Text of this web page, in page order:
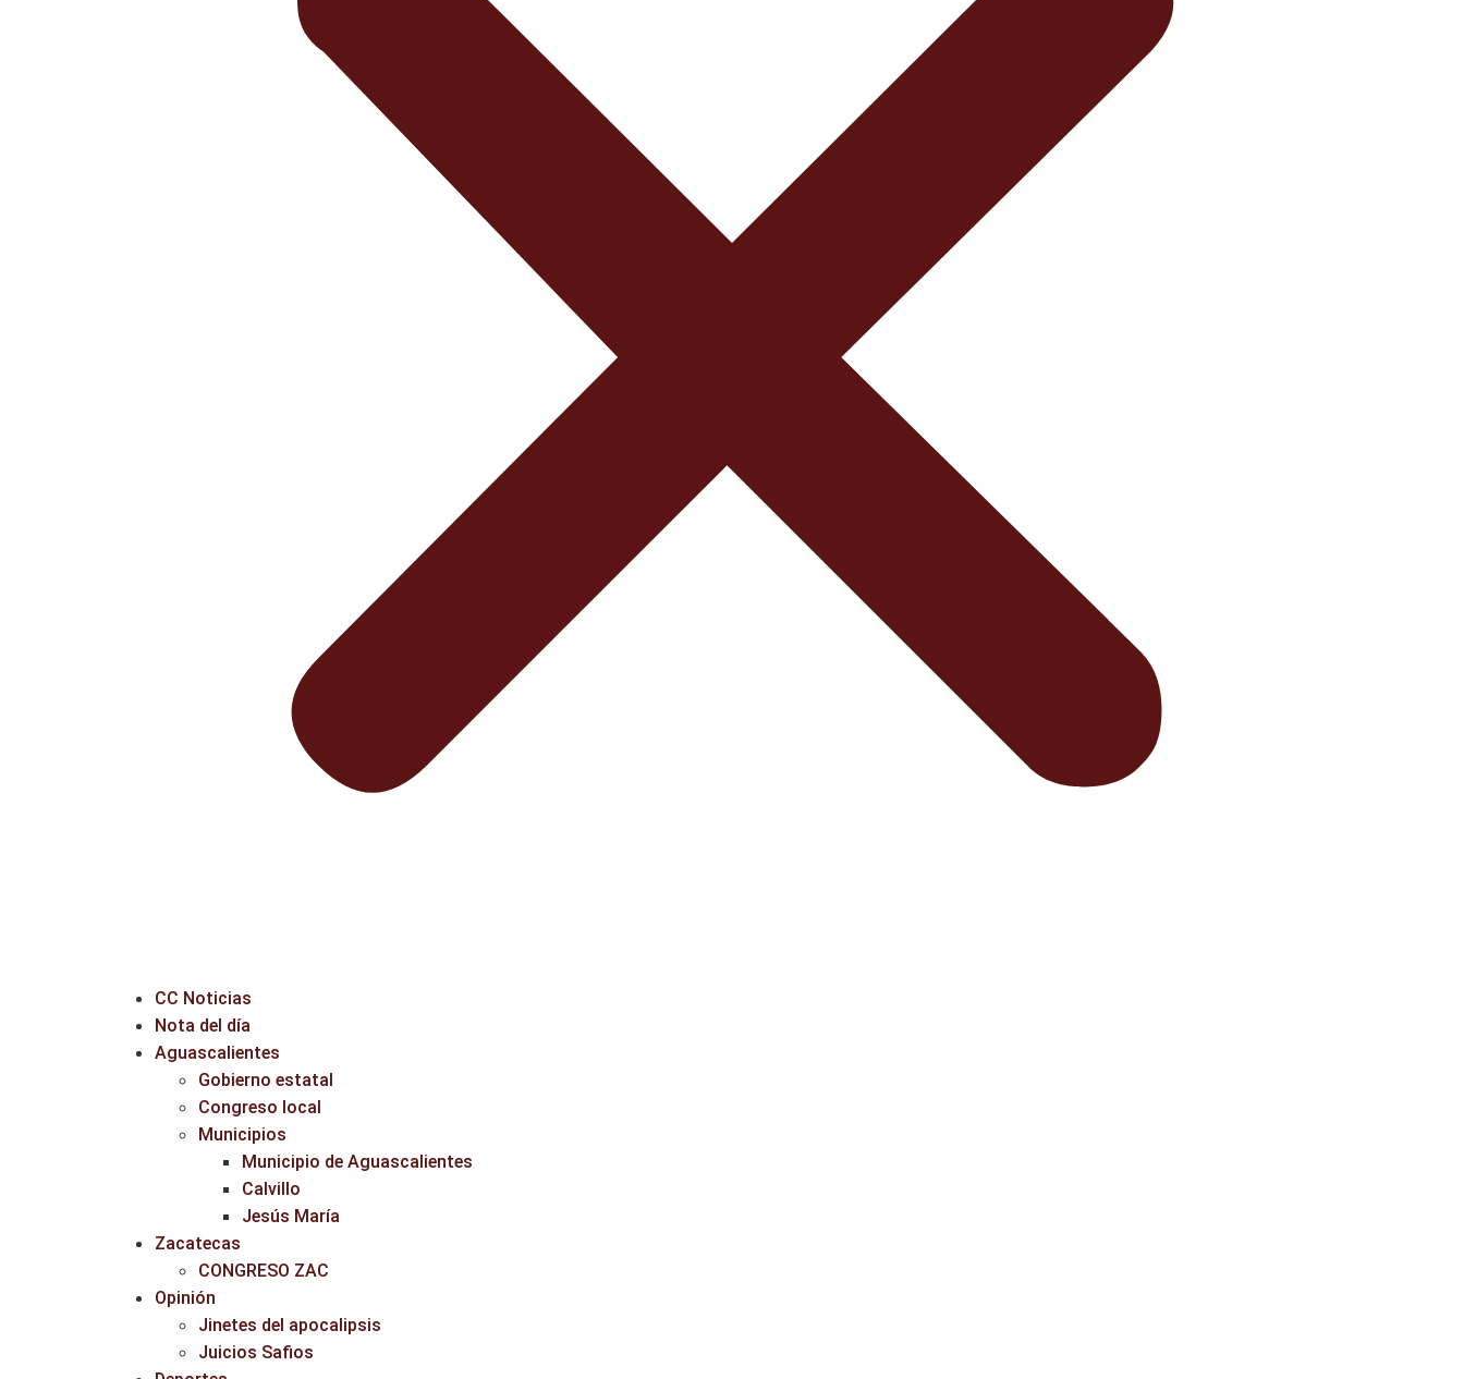
CC Noticias
Nota del día
Aguascalientes
Gobierno estatal
Congreso local
Municipios
Municipio de Aguascalientes
Calvillo
Jesús María
Zacatecas
CONGRESO ZAC
Opinión
Jinetes del apocalipsis
Juicios Safios